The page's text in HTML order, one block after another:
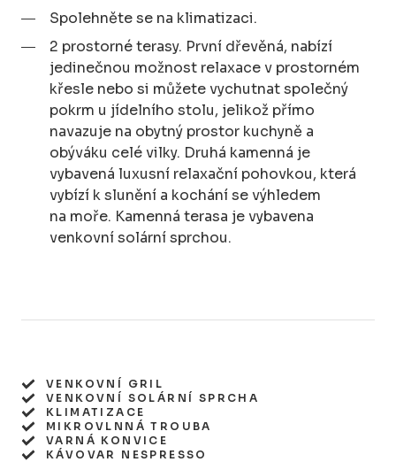
Spolehněte se na klimatizaci.
2 prostorné terasy. První dřevěná, nabízí
jedinečnou možnost relaxace v prostorném
křesle nebo si můžete vychutnat společný
pokrm u jídelního stolu, jelikož přímo
navazuje na obytný prostor kuchyně a
obýváku celé vilky. Druhá kamenná je
vybavená luxusní relaxační pohovkou, která
vybízí k slunění a kochání se výhledem
na moře. Kamenná terasa je vybavena
venkovní solární sprchou.
VENKOVNÍ GRIL
VENKOVNÍ SOLÁRNÍ SPRCHA
KLIMATIZACE
MIKROVLNNÁ TROUBA
VARNÁ KONVICE
KÁVOVAR NESPRESSO